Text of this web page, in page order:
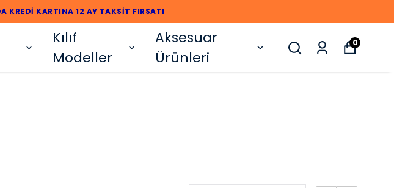
KREDİ KARTINA 12 AY TAKSİT FIRSATI
Kılıf
Modeller
Aksesuar
Ürünleri
0